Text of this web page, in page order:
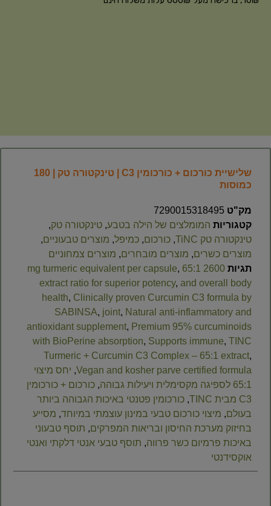
שלישיית כורכום + כורכומין C3 | טינקטורה טק | 180
כמוסות
מק"ט 7290015318495
קטגוריות המומלצים של הילה בטבע, טינקטורה טק,
טינקטורה טק TiNC
, כורכום, כמיפל, מוצרים טבעוניים,
מוצרים כשרים, מוצרים מובחרים, מוצרים צמחוניים
תגיות 2600 mg turmeric equivalent per capsule
, 65:1
extract ratio for superior potency, and overall body
health, Clinically proven Curcumin C3 formula by
SABINSA, joint, Natural anti-inflammatory and
antioxidant supplement, Premium 95% curcuminoids
with BioPerine absorption, Supports immune,
TINC
Turmeric + Curcumin C3 Complex – 65:1 extract,
Vegan and kosher parve certified formula
, יחס מיצוי
65:1 לספיגה מקסימלית ויעילות גבוהה
, כורכום + כורכומין
C3 מבית TINC
, כורכומין פטנטי באיכות הגבוהה ביותר
בעולם, מיצוי כורכום טבעי במינון עוצמתי במיוחד, מסייע
בחיזוק מערכת החיסון ובריאות המפרקים, תוסף טבעוני
באיכות פרמיום כשר פרווה, תוסף טבעי אנטי דלקתי ואנטי
אוקסידנטי